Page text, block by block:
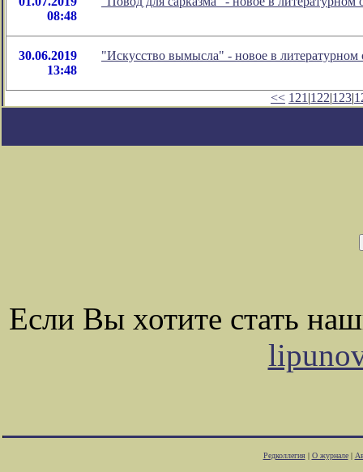
08:48
30.06.2019
13:48
"Искусство вымысла" - новое в
<< 121 |122|123|
Если Вы хотите стать
Редколлегия| О журнале|